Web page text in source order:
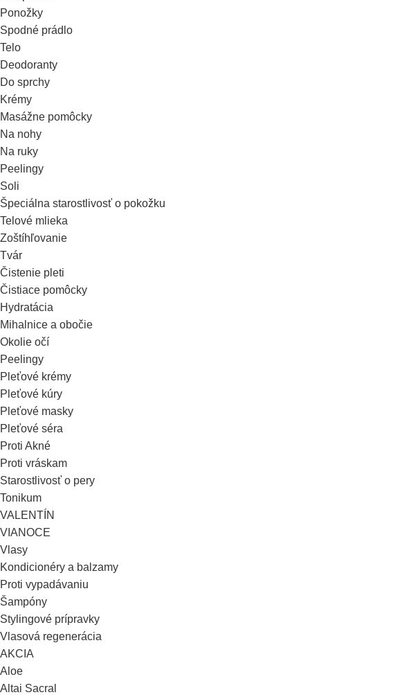
Ponožky
Spodné prádlo
Telo
Deodoranty
Do sprchy
Krémy
Masážne pomôcky
Na nohy
Na ruky
Peelingy
Soli
Špeciálna starostlivosť o pokožku
Telové mlieka
Zoštíhľovanie
Tvár
Čistenie pleti
Čistiace pomôcky
Hydratácia
Mihalnice a obočie
Okolie očí
Peelingy
Pleťové krémy
Pleťové kúry
Pleťové masky
Pleťové séra
Proti Akné
Proti vráskam
Starostlivosť o pery
Tonikum
VALENTÍN
VIANOCE
Vlasy
Kondicionéry a balzamy
Proti vypadávaniu
Šampóny
Stylingové prípravky
Vlasová regenerácia
AKCIA
Aloe
Altai Sacral